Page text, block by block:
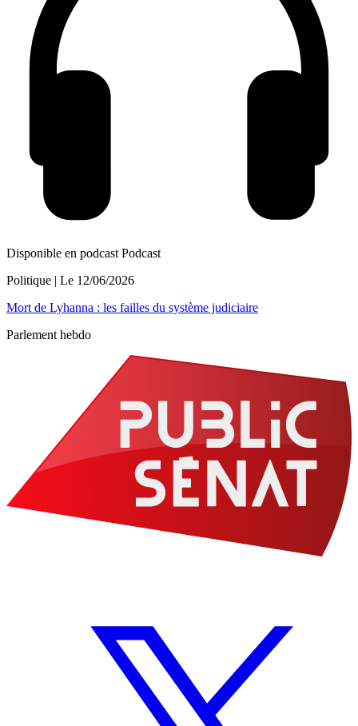
Disponible en podcast Podcast
Politique | Le 12/06/2026
Mort de Lyhanna : les failles du système judiciaire
Parlement hebdo